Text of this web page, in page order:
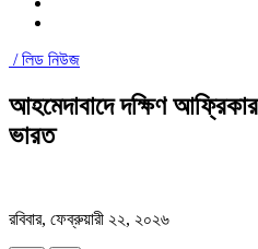
/লিড নিউজ
আহমেদাবাদে দক্ষিণ
ভারত
রবিবার, ফেব্রুয়ারী ২২, ২০২৬